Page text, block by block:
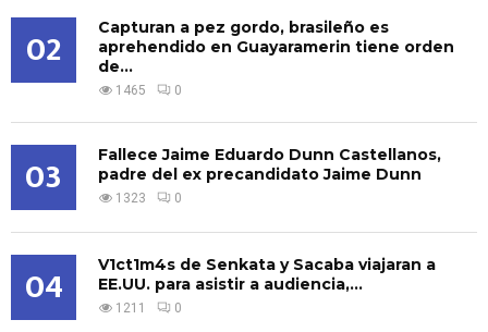
02
Capturan a pez gordo, brasileño es
aprehendido en Guayaramerin tiene orden
de...
1465 0
03
Fallece Jaime Eduardo Dunn Castellanos,
padre del ex precandidato Jaime Dunn
1323 0
04
V1ct1m4s de Senkata y Sacaba viajaran a
EE.UU. para asistir a audiencia,...
1211 0